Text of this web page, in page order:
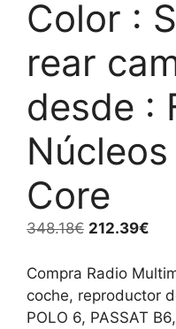
Color :
rear
desde :
Core
348.18€ El
original
era:
348.18€.
212.39€
es:
Compra Radio
coche, reproductor
POLO 6, PASSAT